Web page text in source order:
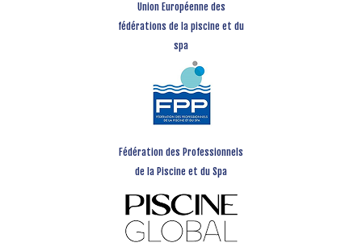
Union Européenne des
fédérations de la piscine et du
spa
Fédération des Professionnels
de la Piscine et du Spa